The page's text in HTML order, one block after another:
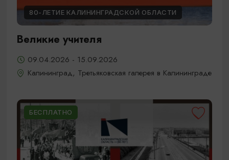
80-ЛЕТИЕ КАЛИНИНГРАДСКОЙ ОБЛАСТИ
Великие учителя
09.04.2026 - 15.09.2026
Калининград, Третьяковская галерея в Калининграде
БЕСПЛАТНО